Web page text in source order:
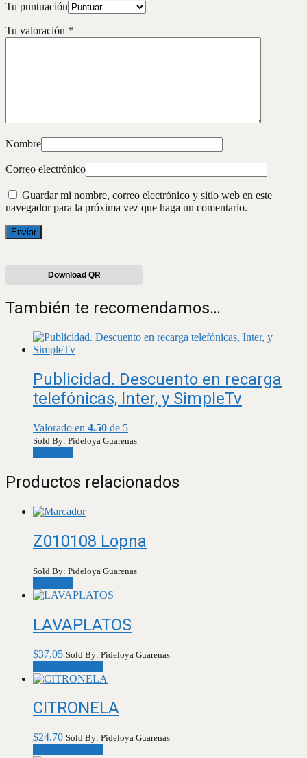
Tu puntuación
Tu valoración *
Nombre
Correo electrónico
Guardar mi nombre, correo electrónico y sitio web en este
navegador para la próxima vez que haga un comentario.
Download QR
También te recomendamos…
Publicidad. Descuento en recarga
telefónicas, Inter, y SimpleTv
Valorado en 4.50 de 5
Sold By: Pideloya Guarenas
Productos relacionados
Z010108 Lopna
Sold By: Pideloya Guarenas
LAVAPLATOS
$37,05 Sold By: Pideloya Guarenas
CITRONELA
$24,70 Sold By: Pideloya Guarenas